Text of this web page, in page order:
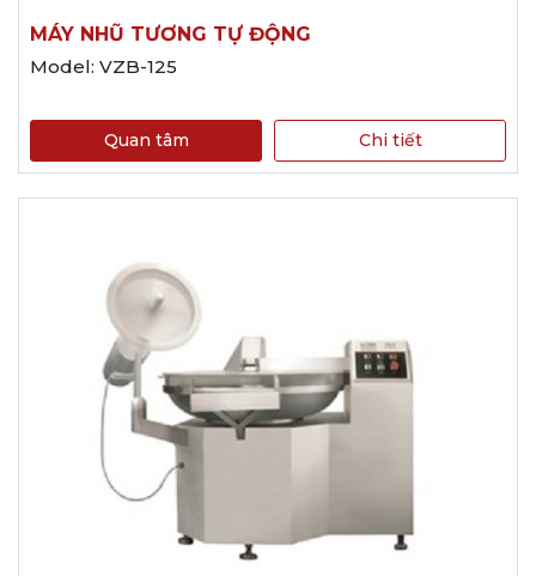
MÁY NHŨ TƯƠNG TỰ ĐỘNG
Model: VZB-125
Quan tâm Chi tiết